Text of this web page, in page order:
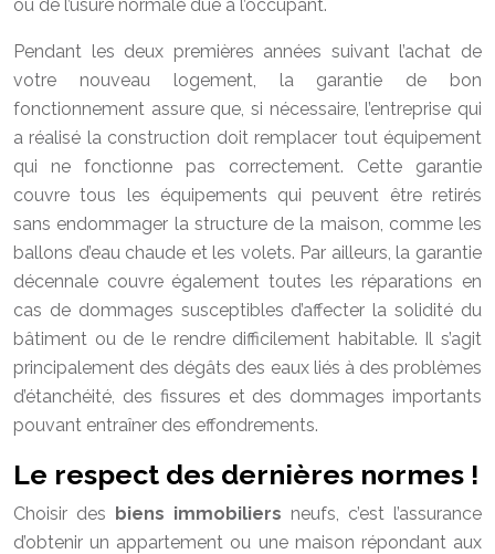
ou de l’usure normale due à l’occupant.
Pendant les deux premières années suivant l’achat de
votre nouveau logement, la garantie de bon
fonctionnement assure que, si nécessaire, l’entreprise qui
a réalisé la construction doit remplacer tout équipement
qui ne fonctionne pas correctement. Cette garantie
couvre tous les équipements qui peuvent être retirés
sans endommager la structure de la maison, comme les
ballons d’eau chaude et les volets. Par ailleurs, la garantie
décennale couvre également toutes les réparations en
cas de dommages susceptibles d’affecter la solidité du
bâtiment ou de le rendre difficilement habitable. Il s’agit
principalement des dégâts des eaux liés à des problèmes
d’étanchéité, des fissures et des dommages importants
pouvant entraîner des effondrements.
Le respect des dernières normes !
Choisir des biens immobiliers neufs, c’est l’assurance
d’obtenir un appartement ou une maison répondant aux